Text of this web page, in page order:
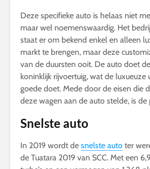
Deze specifieke auto is helaas niet
maar wel noemenswaardig. Het
staat er om bekend enkel en alleen
markt te brengen, maar deze
van de duursten ooit. De auto doet
koninklijk rijvoertuig, wat de luxueuze
goede doet. Mede door de eisen die
deze wagen aan de auto stelde, is de
Snelste auto
In 2019 wordt de snelste auto ter
de Tuatara 2019 van SCC. Met een